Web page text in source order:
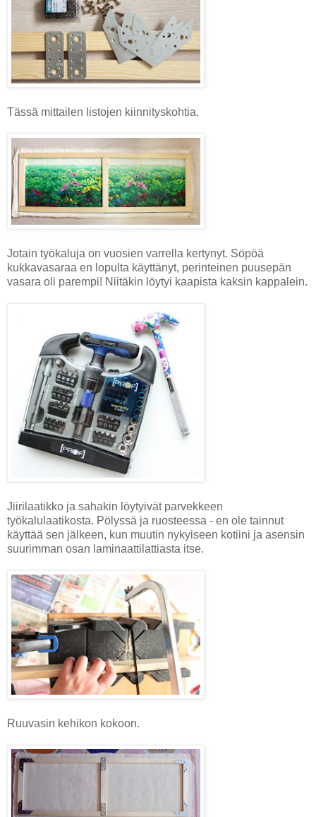
Tässä mittailen listojen kiinnityskohtia.
Jotain työkaluja on vuosien varrella kertynyt. Söpöä
kukkavasaraa en lopulta käyttänyt, perinteinen puusepän
vasara oli parempi! Niitäkin löytyi kaapista kaksin kappalein.
Jiirilaatikko ja sahakin löytyivät parvekkeen
työkalulaatikosta. Pölyssä ja ruosteessa - en ole tainnut
käyttää sen jälkeen, kun muutin nykyiseen kotiini ja asensin
suurimman osan laminaattilattiasta itse.
Ruuvasin kehikon kokoon.